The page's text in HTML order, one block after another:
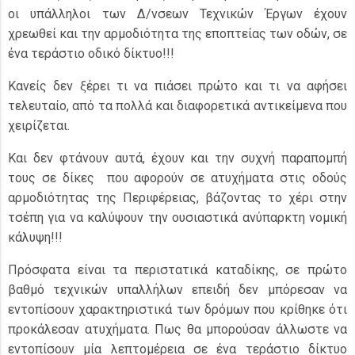
οι υπάλληλοι των Δ/νσεων Τεχνικών Έργων έχουν
χρεωθεί και την αρμοδιότητα της εποπτείας των οδών, σε
ένα τεράστιο οδικό δίκτυο!!!
Κανείς δεν ξέρει τι να πιάσει πρώτο και τι να αφήσει
τελευταίο, από τα πολλά και διαφορετικά αντικείμενα που
χειρίζεται.
Και δεν φτάνουν αυτά, έχουν και την συχνή παραπομπή
τους σε δίκες που αφορούν σε ατυχήματα στις οδούς
αρμοδιότητας της Περιφέρειας, βάζοντας το χέρι στην
τσέπη για να καλύψουν την ουσιαστικά ανύπαρκτη νομική
κάλυψη!!!
Πρόσφατα είναι τα περιστατικά καταδίκης, σε πρώτο
βαθμό τεχνικών υπαλλήλων επειδή δεν μπόρεσαν να
εντοπίσουν χαρακτηριστικά των δρόμων που κρίθηκε ότι
προκάλεσαν ατυχήματα. Πως θα μπορούσαν άλλωστε να
εντοπίσουν μία λεπτομέρεια σε ένα τεράστιο δίκτυο